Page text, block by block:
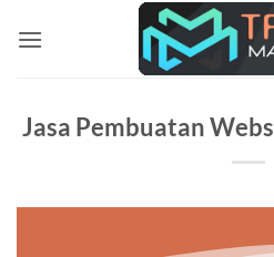
Jasa Pembuatan